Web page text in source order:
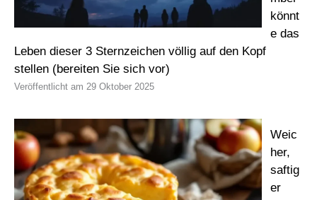
könnt
e das
Leben dieser 3 Sternzeichen völlig auf den Kopf
stellen (bereiten Sie sich vor)
29 Oktober 2025
Weic
her,
saftig
er